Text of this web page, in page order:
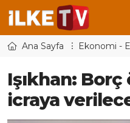
Ana Sayfa Ekonomi -
Işıkhan:
icraya